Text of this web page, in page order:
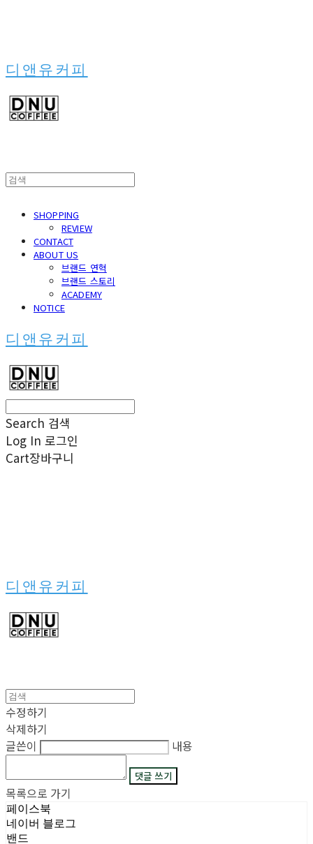
디앤유커피
SHOPPING
REVIEW
CONTACT
ABOUT US
브랜드 연혁
브랜드 스토리
ACADEMY
NOTICE
디앤유커피
Search 검색
Log In 로그인
Cart장바구니
디앤유커피
수정하기
삭제하기
글쓴이
내용
댓글 쓰기
목록으로 가기
페이스북
네이버 블로그
밴드